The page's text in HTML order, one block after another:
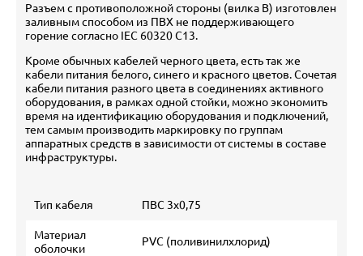
Разъем с противоположной стороны (вилка В) изготовлен
заливным способом из ПВХ не поддерживающего
горение согласно IEC 60320 C13.
Кроме обычных кабелей черного цвета, есть так же
кабели питания белого, синего и красного цветов. Сочетая
кабели питания разного цвета в соединениях активного
оборудования, в рамках одной стойки, можно экономить
время на идентификацию оборудования и подключений,
тем самым производить маркировку по группам
аппаратных средств в зависимости от системы в составе
инфраструктуры.
Тип кабеля ПВС 3х0,75
Материал
оболочки
PVC (поливинилхлорид)